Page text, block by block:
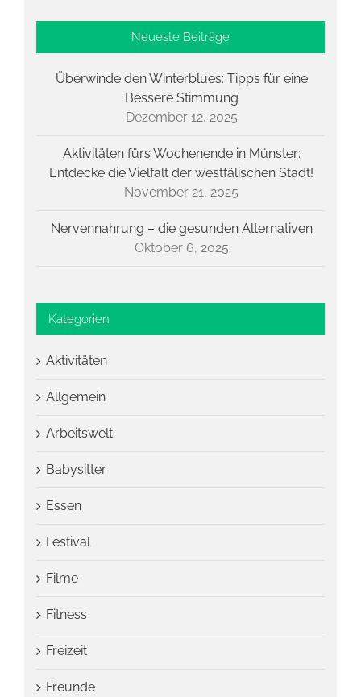
Neueste Beiträge
Überwinde den Winterblues: Tipps für eine
Bessere Stimmung
Dezember 12, 2025
Aktivitäten fürs Wochenende in Münster:
Entdecke die Vielfalt der westfälischen Stadt!
November 21, 2025
Nervennahrung – die gesunden Alternativen
Oktober 6, 2025
Kategorien
Aktivitäten
Allgemein
Arbeitswelt
Babysitter
Essen
Festival
Filme
Fitness
Freizeit
Freunde